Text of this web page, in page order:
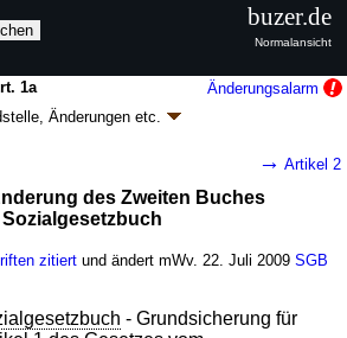
1a
Änderungsalarm
Änderungen etc.
zur Errichtung einer
und anderer
k.a.Abk.)
1939, 2010 I 340; Geltung ab 22.07.2009,
→ Artikel 2
des Zweiten Buches
Sozialgesetzbuch
zitiert und ändert mWv. 22. Juli 2009SGB
- Grundsicherung für
buzer.de
Normalansicht